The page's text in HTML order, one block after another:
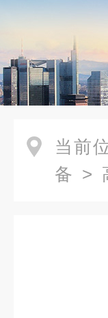
当前
备 >